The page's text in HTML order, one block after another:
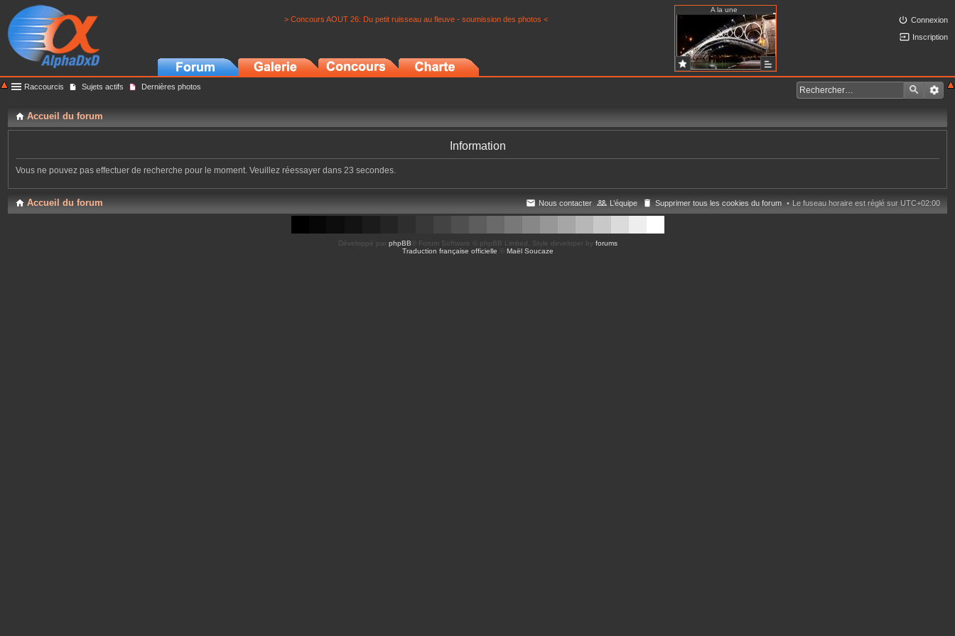
> Concours AOUT 26: Du petit ruisseau au fleuve - soumission des photos <
A la une
Connexion
Inscription
Raccourcis Sujets actifs Dernières photos
Accueil du forum
Information
Vous ne pouvez pas effectuer de recherche pour le moment. Veuillez réessayer dans 23 secondes.
Accueil du forum Le fuseau horaire est réglé sur UTC+02:00
Supprimer tous les cookies du forum
L’équipe
Nous contacter
Développé par phpBB ® Forum Software © phpBB Limited , Style developer by forums
Traduction française officielle
Maël Soucaze